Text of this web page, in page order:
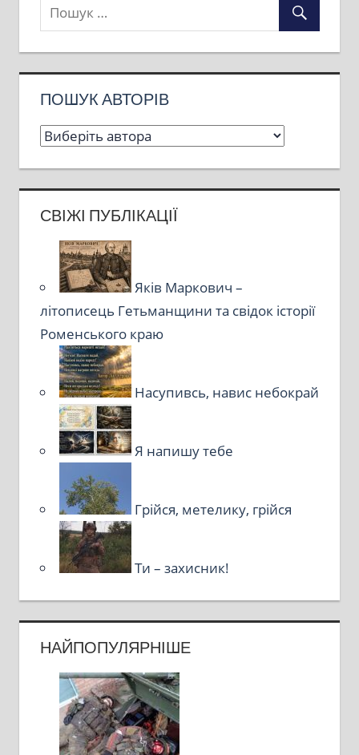
ПОШУК АВТОРІВ
СВІЖІ ПУБЛІКАЦІЇ
Яків Маркович –
літописець Гетьманщини та свідок історії
Роменського краю
Насупивсь, навис небокрай
Я напишу тебе
Грійся, метелику, грійся
Ти – захисник!
НАЙПОПУЛЯРНІШЕ